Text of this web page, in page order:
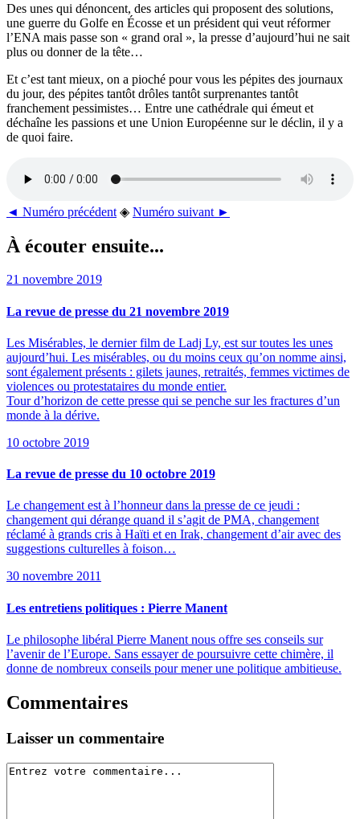
Des unes qui dénoncent, des articles qui proposent des solutions,
une guerre du Golfe en Écosse et un président qui veut réformer
l’ENA mais passe son « grand oral », la presse d’aujourd’hui ne sait
plus ou donner de la tête…
Et c’est tant mieux, on a pioché pour vous les pépites des journaux
du jour, des pépites tantôt drôles tantôt surprenantes tantôt
franchement pessimistes… Entre une cathédrale qui émeut et
déchaîne les passions et une Union Européenne sur le déclin, il y a
de quoi faire.
◄ Numéro précédent ◈ Numéro suivant ►
À écouter ensuite...
21 novembre 2019
La revue de presse du 21 novembre 2019
Les Misérables, le dernier film de Ladj Ly, est sur toutes les unes
aujourd’hui. Les misérables, ou du moins ceux qu’on nomme ainsi,
sont également présents : gilets jaunes, retraités, femmes victimes de
violences ou protestataires du monde entier.
Tour d’horizon de cette presse qui se penche sur les fractures d’un
monde à la dérive.
10 octobre 2019
La revue de presse du 10 octobre 2019
Le changement est à l’honneur dans la presse de ce jeudi :
changement qui dérange quand il s’agit de PMA, changement
réclamé à grands cris à Haïti et en Irak, changement d’air avec des
suggestions culturelles à foison…
30 novembre 2011
Les entretiens politiques : Pierre Manent
Le philosophe libéral Pierre Manent nous offre ses conseils sur
l’avenir de l’Europe. Sans essayer de poursuivre cette chimère, il
donne de nombreux conseils pour mener une politique ambitieuse.
Commentaires
Laisser un commentaire